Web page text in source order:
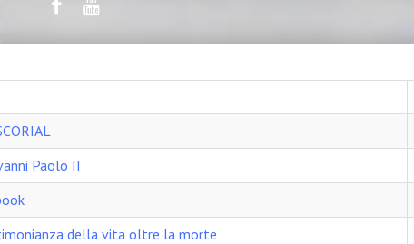
Paolo II
della vita oltre la morte